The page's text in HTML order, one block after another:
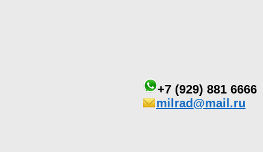
+7 (929) 881 6666
milrad@mail.ru